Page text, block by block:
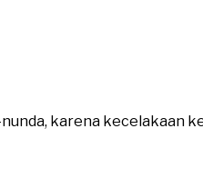
karena kecelakaan